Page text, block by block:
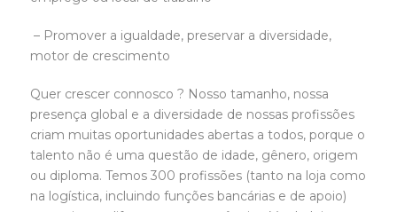
– Promover a igualdade, preservar a diversidade,
motor de crescimento
Quer crescer connosco ? Nosso tamanho, nossa
presença global e a diversidade de nossas profissões
criam muitas oportunidades abertas a todos, porque o
talento não é uma questão de idade, gênero, origem
ou diploma. Temos 300 profissões (tanto na loja como
na logística, incluindo funções bancárias e de apoio)